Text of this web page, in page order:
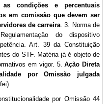
as condições e percentuais
em comissão que devem ser
de carreira. 3. Norma de
do dispositivo
Art. 39 da Constituição
do STF. Matéria já é objeto de
em vigor. 5.Ação Direta
por Omissão julgada
por Omissão 44